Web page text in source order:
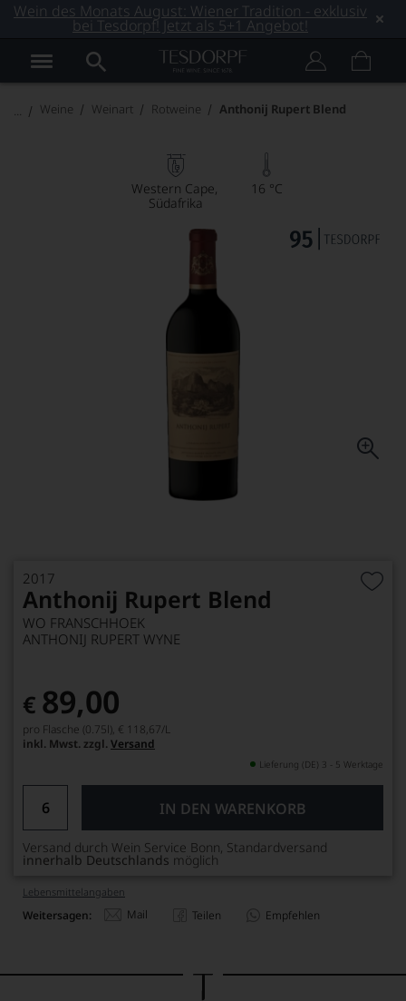
Wein des Monats August: Wiener Tradition - exklusiv
bei Tesdorpf! Jetzt als 5+1 Angebot!
Weine Weinart Rotweine Anthonij Rupert Blend
Western Cape
Südafrika
16 °C
2017
Anthonij Rupert Blend
WO FRANSCHHOEK
ANTHONIJ RUPERT WYNE
€ 89,00
pro Flasche (0.75l), € 118,67/L
inkl. Mwst. zzgl. Versand
Lieferung (DE) 3 - 5 Werktage
IN DEN WARENKORB
Versand durch Wein Service Bonn, Standardversand
innerhalb Deutschlands möglich
Lebensmittel­angaben
Weitersagen: Mail Teilen Empfehlen